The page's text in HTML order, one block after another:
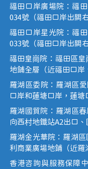
福田口岸廣場院：福
034號（福田口岸出關
福田口岸星光院：福
033號（福田口岸出關
福田皇崗院：福田區
地鋪全層（近福田口岸
羅湖區委院：羅湖區
口岸和蓮塘口岸，蓮塘
羅湖國貿院：羅湖區
向西村地鐵站A2出口、
羅湖金光華院：羅湖
利商業廣場地鋪（近羅
香港咨詢與服務保障